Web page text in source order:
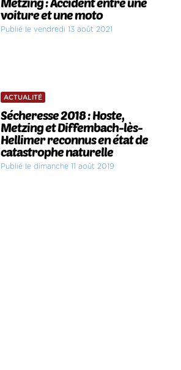
voiture et une moto
Publié le vendredi 13 août 2021
ACTUALITÉ
Sécheresse 2018 : Hoste,
Metzing et Diffembach-lès-
Hellimer reconnus en état de
catastrophe naturelle
Publié le dimanche 11 août 2019